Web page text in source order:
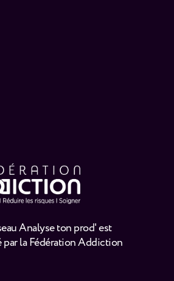
Analyse ton prod' est
par la Fédération Addiction